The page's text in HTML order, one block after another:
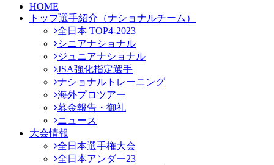
HOME
トップ選手紹介（ナショナルチーム）
全日本 TOP4-2023
シニアナショナル
ジュニアナショナル
JSA強化指定選手
ナショナルトレーニング
海外プロツアー
募金報告・御礼
ニュース
大会情報
全日本選手権大会
全日本アンダー23